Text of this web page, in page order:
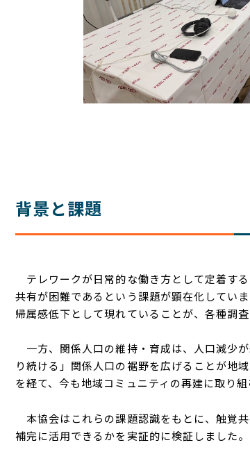
背景と課題
テレワークが日常的な働き方として定着す
共有が困難であるという課題が顕在化してい
帰属感低下として現れていることが、各種調査
一方、関係人口の維持・育成は、人口減少
り続ける」関係人口の裾野を広げることが地
を経て、今も地域コミュニティの再建に取り
本協会はこれらの課題認識をもとに、触覚
補完に活用できるかを実証的に検証しました。